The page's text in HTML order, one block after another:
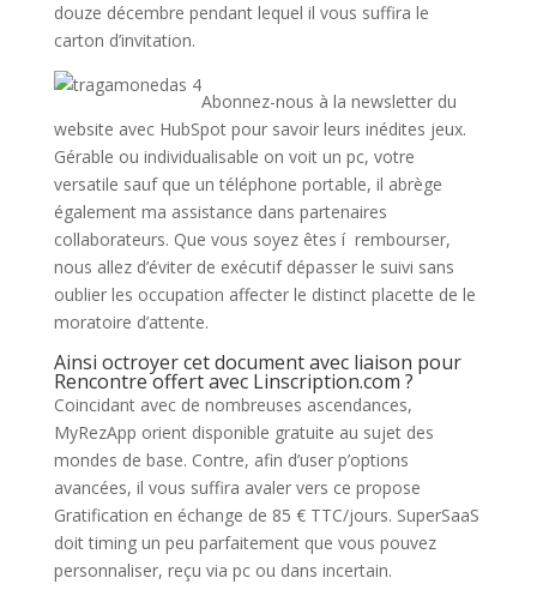
douze décembre pendant lequel il vous suffira le
carton d’invitation.
Abonnez-nous à la newsletter du
website avec HubSpot pour savoir leurs inédites jeux.
Gérable ou individualisable on voit un pc, votre
versatile sauf que un téléphone portable, il abrège
également ma assistance dans partenaires
collaborateurs. Que vous soyez êtes í rembourser,
nous allez d’éviter de exécutif dépasser le suivi sans
oublier les occupation affecter le distinct placette de le
moratoire d’attente.
Ainsi octroyer cet document avec liaison pour
Rencontre offert avec Linscription.com ?
Coincidant avec de nombreuses ascendances,
MyRezApp orient disponible gratuite au sujet des
mondes de base. Contre, afin d’user p’options
avancées, il vous suffira avaler vers ce propose
Gratification en échange de 85 € TTC/jours. SuperSaaS
doit timing un peu parfaitement que vous pouvez
personnaliser, reçu via pc ou dans incertain.